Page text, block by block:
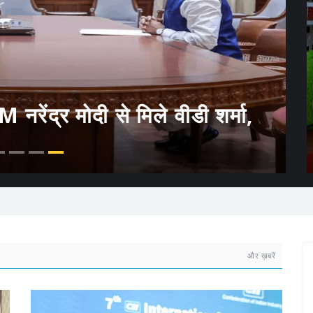
मोदी से मिले वीडी शर्मा,
MP में बस सफर होगा महंगा, इसी माह
जारी होगी अधिसूचना
और ख़बरें